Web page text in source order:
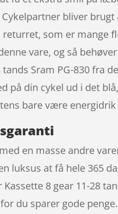
bliver
som er mange
vare, og så
Sram PG-830 fra
på din cykel ud i det
bare være
en masse andre
luksus at få hele 365
8 gear 11-28
du sparer gode